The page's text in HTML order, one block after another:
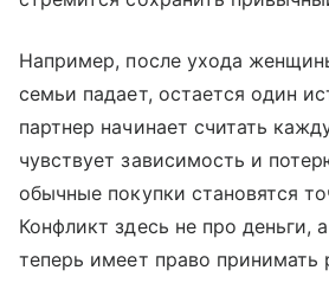
Например, после ухода
семьи падает, остается один
партнер начинает считать
чувствует зависимость и
обычные покупки становятся
Конфликт здесь не про деньги,
теперь имеет право принимать